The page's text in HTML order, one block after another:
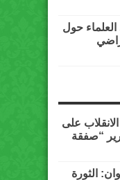
حول
على
“صفقة
الثورة